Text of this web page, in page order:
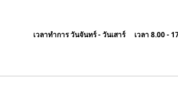
เวลาทำการ วันจันทร์ - วันเสาร์ เวลา 8.00 -